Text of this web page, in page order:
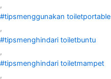
,
#tipsmenggunakan toiletportable
,
#tipsmenghindari toiletbuntu
,
#tipsmenghindari toiletmampet
,